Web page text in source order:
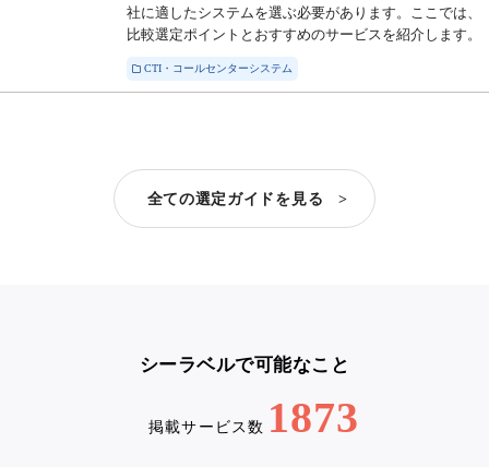
社に適したシステムを選ぶ必要があります。ここでは、
比較選定ポイントとおすすめのサービスを紹介します。
CTI・コールセンターシステム
全ての選定ガイドを見る >
シーラベルで可能なこと
掲載サービス数 1873